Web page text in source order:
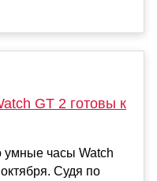
GT 2 готовы к
умные часы Watch
Судя по